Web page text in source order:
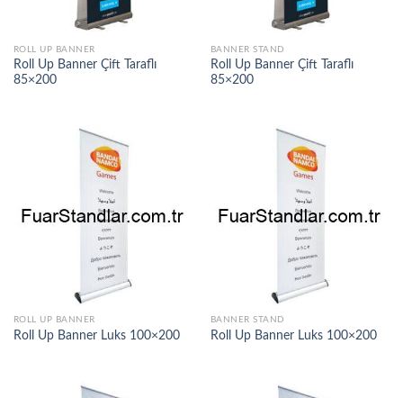
ROLL UP BANNER
Roll Up Banner Çift Taraflı
85×200
BANNER STAND
Roll Up Banner Çift Taraflı
85×200
ROLL UP BANNER
Roll Up Banner Luks 100×200
BANNER STAND
Roll Up Banner Luks 100×200